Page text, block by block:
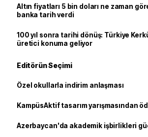
Altın fiyatları 5 bin doları ne zaman
banka tarih verdi
100 yıl sonra tarihi dönüş: Türkiye
üretici konuma geliyor
Editörün Seçimi
Özel okullarla indirim anlaşması
KampüsAktif tasarım yarışmasından
Azerbaycan'da akademik işbirlikleri